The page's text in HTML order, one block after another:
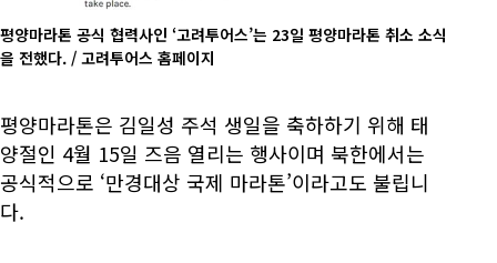
평양마라톤 공식 협력사인 ‘고려투어스’는 23일 평양마라톤 취소 소식
을 전했다. / 고려투어스 홈페이지
평양마라톤은 김일성 주석 생일을 축하하기 위해 태
양절인 4월 15일 즈음 열리는 행사이며 북한에서는
공식적으로 ‘만경대상 국제 마라톤’이라고도 불립니
다.